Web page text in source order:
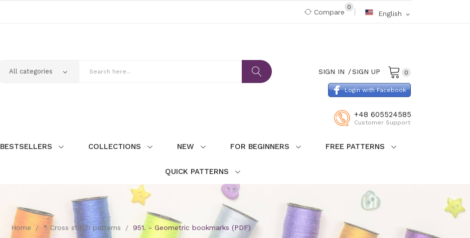
English expand_more
Compare
0
0
SIGN IN SIGN UP
+48 605524585
Customer Support
Login with Facebook
BESTSELLERS COLLECTIONS NEW FOR BEGINNERS FREE PATTERNS
QUICK PATTERNS
Home * Cross stitch patterns 951. - Geometric bookmarks (PDF)